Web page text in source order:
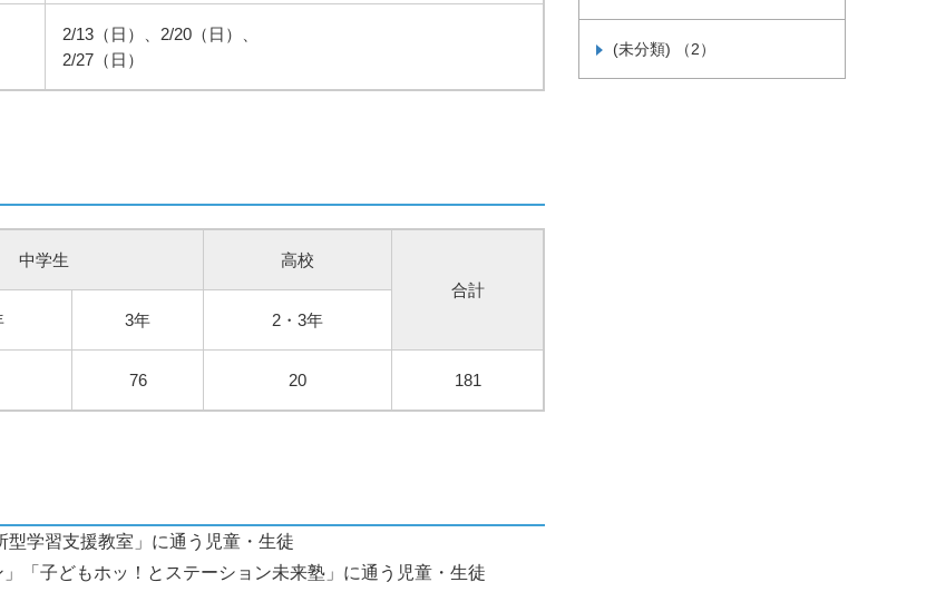
2/13（日）、2/20（日）、
2/27（日）
中学生
高校
合計
3年 2・3年
76 20 181
型学習支援教室」に通う児童・生徒
「子どもホッ！とステーション未来塾」に通う児童・生徒
(未分類) （2）